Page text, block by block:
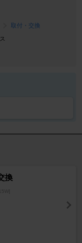
取付・交換
換